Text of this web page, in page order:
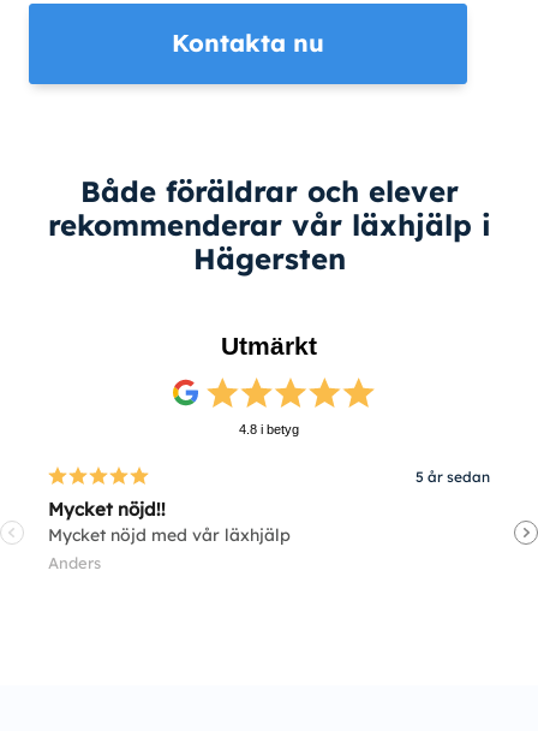
Kontakta nu
Både föräldrar och elever
rekommenderar vår läxhjälp i
Hägersten
Utmärkt
4.8 i betyg
5 år sedan
Mycket nöjd!!
Mycket nöjd med vår läxhjälp
Anders